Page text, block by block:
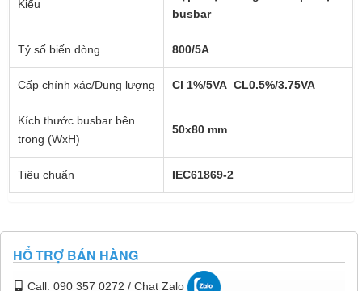
Kiểu
busbar
Tỷ số biến dòng 800/5A
Cấp chính xác/Dung lượng Cl 1%/5VA CL0.5%/3.75VA
Kích thước busbar bên
trong (WxH)
50x80 mm
Tiêu chuẩn IEC61869-2
HỔ TRỢ BÁN HÀNG
Call: 090 357 0272 / Chat Zalo